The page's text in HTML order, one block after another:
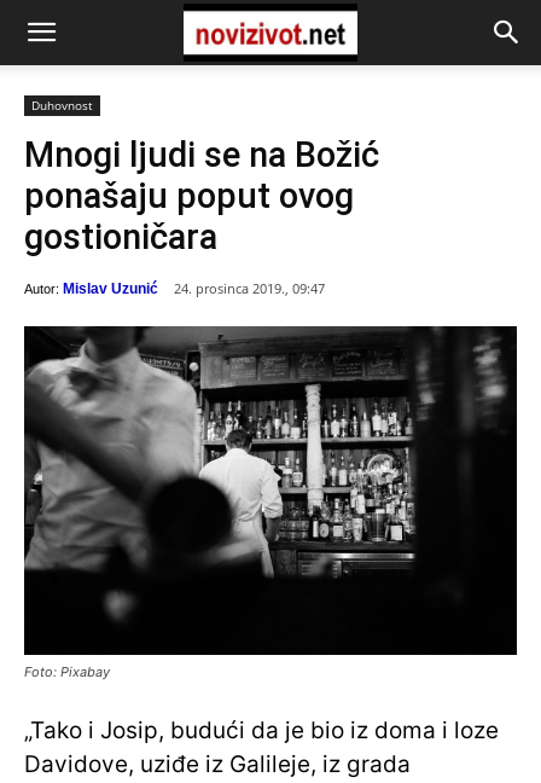
Duhovnost
Mnogi ljudi se na Božić
ponašaju poput ovog
gostioničara
Autor: Mislav Uzunić 24. prosinca 2019., 09:47
Foto: Pixabay
„Tako i Josip, budući da je bio iz doma i loze
Davidove, uziđe iz Galileje, iz grada